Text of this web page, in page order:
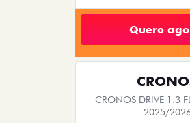
Quero
CRONOS DRIVE 1.3
2025/